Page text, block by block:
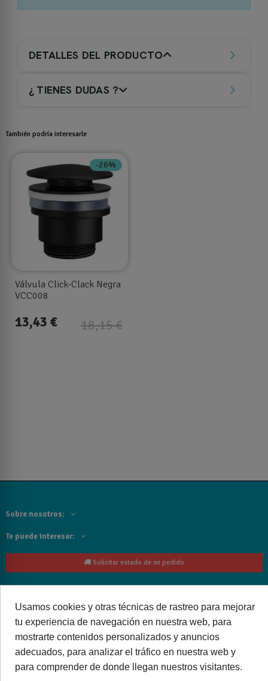
DETALLES DEL PRODUCTO
¿ TIENES DUDAS ?
También podría interesarle
-26%
Válvula Click-Clack Negra
VCC008
18,15 €
13,43 €
Sobre nosotros:
Te puede interesar:
Solicitar estado de mi pedido
Siguenos
Cancelar o devolver un pedido
Usamos cookies y otras técnicas de rastreo para mejorar
tu experiencia de navegación en nuestra web, para
mostrarte contenidos personalizados y anuncios
adecuados, para analizar el tráfico en nuestra web y
para comprender de donde llegan nuestros visitantes.